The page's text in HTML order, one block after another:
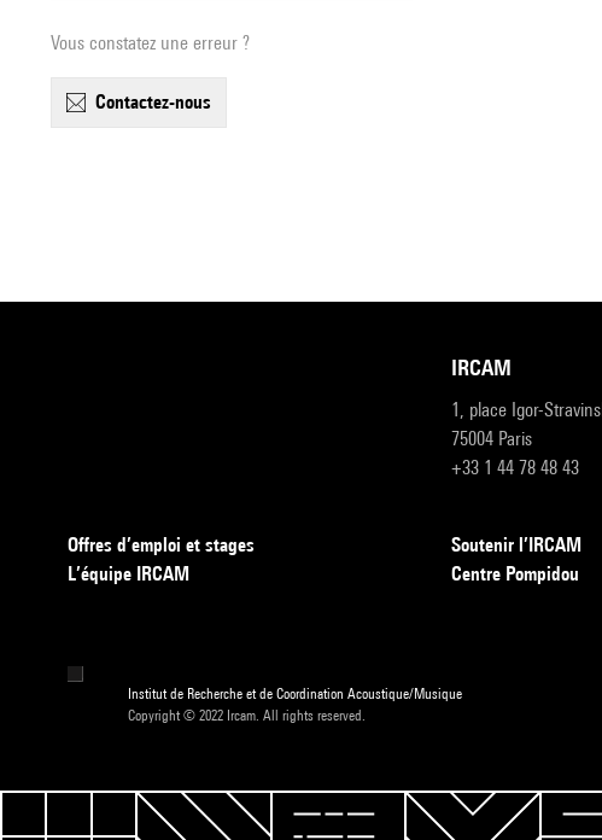
Vous constatez une erreur ?
contactez-nous
IRCAM
1, place Igor-
75004 Paris
+33 1 44 78 48 43
Offres d’emploi et stages
L’équipe IRCAM
Soutenir l’IRCAM
Centre Pompidou
Institut de Recherche et de Coordination Acoustique/Musique
Copyright © 2022 Ircam. All rights reserved.